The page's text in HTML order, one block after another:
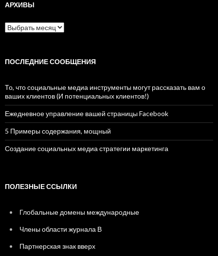
АРХИВЫ
Архивы
ПОСЛЕДНИЕ СООБЩЕНИЯ
То, что социальные медиа инструменты могут рассказать вам о
ваших клиентов (И потенциальных клиентов!)
Ежедневное управление вашей страницы Facebook
5 Примеры содержания, мощный
Создание социальных медиа стратегии маркетинга
ПОЛЕЗНЫЕ ССЫЛКИ
Глобальные домены международные
Члены области журнала В
Партнерская знак вверх